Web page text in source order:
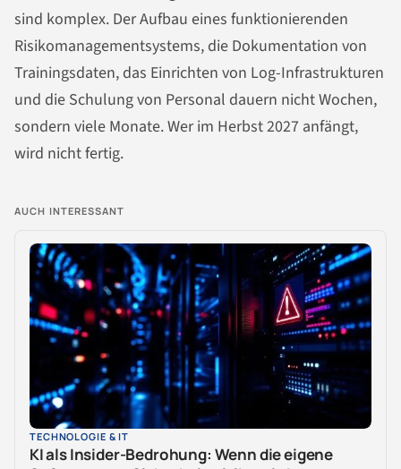
sind komplex. Der Aufbau eines funktionierenden
Risikomanagementsystems, die Dokumentation von
Trainingsdaten, das Einrichten von Log-Infrastrukturen
und die Schulung von Personal dauern nicht Wochen,
sondern viele Monate. Wer im Herbst 2027 anfängt,
wird nicht fertig.
AUCH INTERESSANT
TECHNOLOGIE & IT
KI als Insider-Bedrohung: Wenn die eigene